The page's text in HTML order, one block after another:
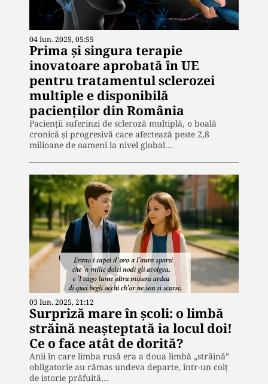
04 Iun. 2025, 05:55
Prima și singura terapie
inovatoare aprobată în UE
pentru tratamentul sclerozei
multiple e disponibilă
pacienților din România
Pacienții suferinzi de scleroză multiplă, o boală
cronică și progresivă care afectează peste 2,8
milioane de oameni la nivel global…
03 Iun. 2025, 21:12
Surpriză mare în școli: o limbă
străină neașteptată ia locul doi!
Ce o face atât de dorită?
Anii în care limba rusă era a doua limbă „străină”
obligatorie au rămas undeva departe, într-un colț
de istorie prăfuită…